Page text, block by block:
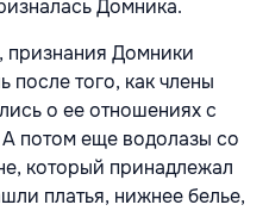
Домника.
признания Домники
того, как члены
о ее отношениях с
потом еще водолазы со
который принадлежал
платья, нижнее белье,